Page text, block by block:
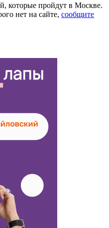
которые пройдут в Москве.
нет на сайте, сообщите